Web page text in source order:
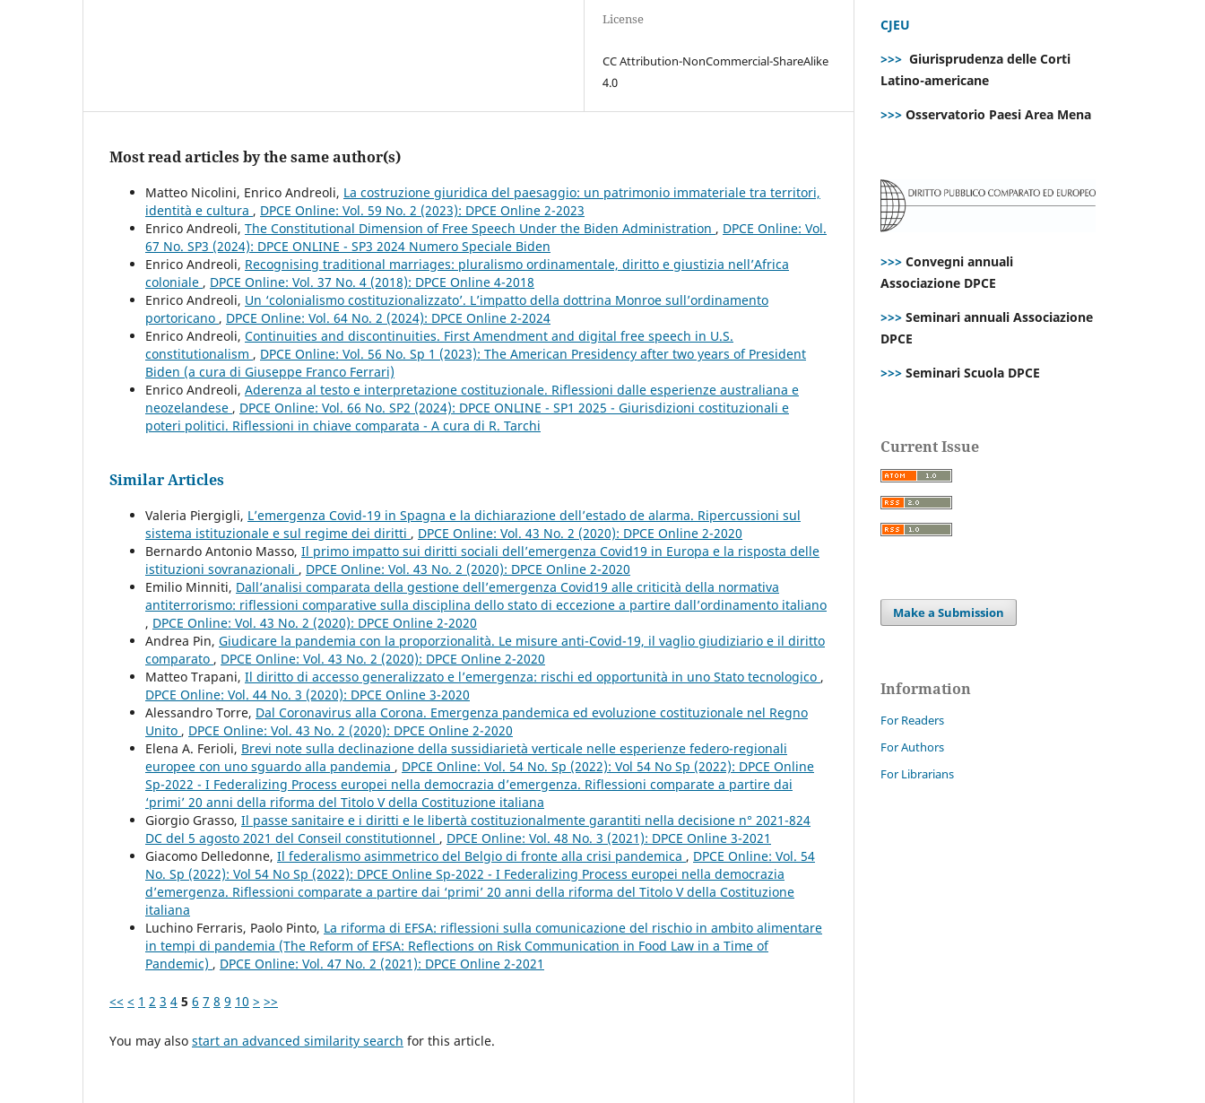
License
CC Attribution-NonCommercial-ShareAlike
4.0
Most read articles by the same author(s)
Matteo Nicolini, Enrico Andreoli, La costruzione giuridica del paesaggio: un patrimonio immateriale tra territori,
identità e cultura , DPCE Online: Vol. 59 No. 2 (2023): DPCE Online 2-2023
Enrico Andreoli, The Constitutional Dimension of Free Speech Under the Biden Administration , DPCE Online: Vol.
67 No. SP3 (2024): DPCE ONLINE - SP3 2024 Numero Speciale Biden
Enrico Andreoli, Recognising traditional marriages: pluralismo ordinamentale, diritto e giustizia nell’Africa
coloniale , DPCE Online: Vol. 37 No. 4 (2018): DPCE Online 4-2018
Enrico Andreoli, Un ‘colonialismo costituzionalizzato’. L’impatto della dottrina Monroe sull’ordinamento
portoricano , DPCE Online: Vol. 64 No. 2 (2024): DPCE Online 2-2024
Enrico Andreoli, Continuities and discontinuities. First Amendment and digital free speech in U.S.
constitutionalism , DPCE Online: Vol. 56 No. Sp 1 (2023): The American Presidency after two years of President
Biden (a cura di Giuseppe Franco Ferrari)
Enrico Andreoli, Aderenza al testo e interpretazione costituzionale. Riflessioni dalle esperienze australiana e
neozelandese , DPCE Online: Vol. 66 No. SP2 (2024): DPCE ONLINE - SP1 2025 - Giurisdizioni costituzionali e
poteri politici. Riflessioni in chiave comparata - A cura di R. Tarchi
Similar Articles
Valeria Piergigli, L’emergenza Covid-19 in Spagna e la dichiarazione dell’estado de alarma. Ripercussioni sul
sistema istituzionale e sul regime dei diritti , DPCE Online: Vol. 43 No. 2 (2020): DPCE Online 2-2020
Bernardo Antonio Masso, Il primo impatto sui diritti sociali dell’emergenza Covid19 in Europa e la risposta delle
istituzioni sovranazionali , DPCE Online: Vol. 43 No. 2 (2020): DPCE Online 2-2020
Emilio Minniti, Dall’analisi comparata della gestione dell’emergenza Covid19 alle criticità della normativa
antiterrorismo: riflessioni comparative sulla disciplina dello stato di eccezione a partire dall’ordinamento italiano
, DPCE Online: Vol. 43 No. 2 (2020): DPCE Online 2-2020
Andrea Pin, Giudicare la pandemia con la proporzionalità. Le misure anti-Covid-19, il vaglio giudiziario e il diritto
comparato , DPCE Online: Vol. 43 No. 2 (2020): DPCE Online 2-2020
Matteo Trapani, Il diritto di accesso generalizzato e l’emergenza: rischi ed opportunità in uno Stato tecnologico ,
DPCE Online: Vol. 44 No. 3 (2020): DPCE Online 3-2020
Alessandro Torre, Dal Coronavirus alla Corona. Emergenza pandemica ed evoluzione costituzionale nel Regno
Unito , DPCE Online: Vol. 43 No. 2 (2020): DPCE Online 2-2020
Elena A. Ferioli, Brevi note sulla declinazione della sussidiarietà verticale nelle esperienze federo-regionali
europee con uno sguardo alla pandemia , DPCE Online: Vol. 54 No. Sp (2022): Vol 54 No Sp (2022): DPCE Online
Sp-2022 - I Federalizing Process europei nella democrazia d’emergenza. Riflessioni comparate a partire dai
‘primi’ 20 anni della riforma del Titolo V della Costituzione italiana
Giorgio Grasso, Il passe sanitaire e i diritti e le libertà costituzionalmente garantiti nella decisione n° 2021-824
DC del 5 agosto 2021 del Conseil constitutionnel , DPCE Online: Vol. 48 No. 3 (2021): DPCE Online 3-2021
Giacomo Delledonne, Il federalismo asimmetrico del Belgio di fronte alla crisi pandemica , DPCE Online: Vol. 54
No. Sp (2022): Vol 54 No Sp (2022): DPCE Online Sp-2022 - I Federalizing Process europei nella democrazia
d’emergenza. Riflessioni comparate a partire dai ‘primi’ 20 anni della riforma del Titolo V della Costituzione
italiana
Luchino Ferraris, Paolo Pinto, La riforma di EFSA: riflessioni sulla comunicazione del rischio in ambito alimentare
in tempi di pandemia (The Reform of EFSA: Reflections on Risk Communication in Food Law in a Time of
Pandemic) , DPCE Online: Vol. 47 No. 2 (2021): DPCE Online 2-2021
<< < 1 2 3 4 5 6 7 8 9 10 > >>
You may also start an advanced similarity search for this article.
CJEU
>>> Giurisprudenza delle Corti
Latino-americane
>>> Osservatorio Paesi Area Mena
>>> Convegni annuali
Associazione DPCE
>>> Seminari annuali Associazione
DPCE
>>> Seminari Scuola DPCE
Current Issue
Make a Submission
Information
For Readers
For Authors
For Librarians